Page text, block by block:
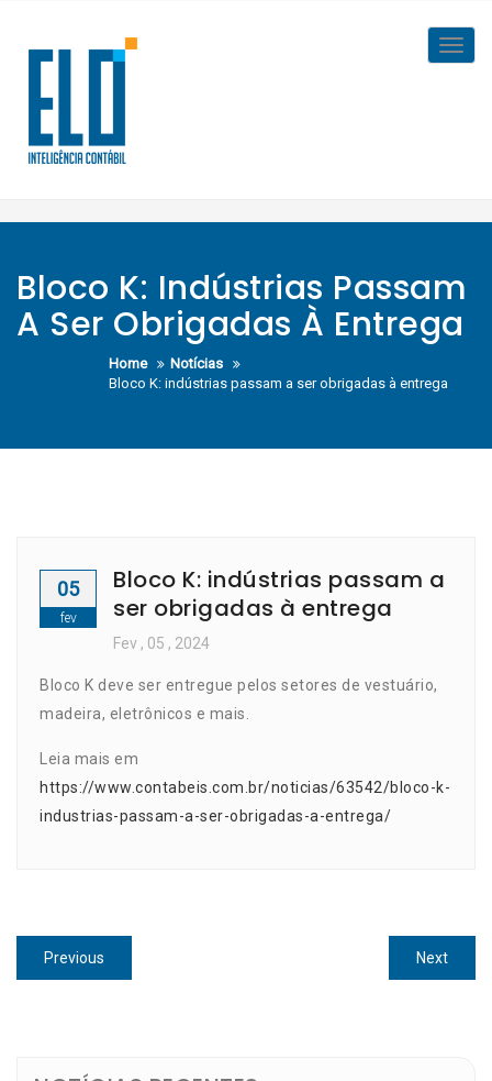
content
Bloco K: Indústrias Passam
A Ser Obrigadas À Entrega
Home
Notícias
Bloco K: indústrias passam a ser obrigadas à entrega
05
fev
Bloco K: indústrias passam a
ser obrigadas à entrega
Fev , 05 , 2024
Bloco K deve ser entregue pelos setores de vestuário,
madeira, eletrônicos e mais.
Leia mais em
https://www.contabeis.com.br/noticias/63542/bloco-k-
industrias-passam-a-ser-obrigadas-a-entrega/
Navegação
de
Previous
post:
NextNext
post: